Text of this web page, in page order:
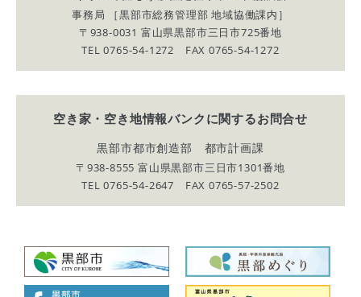
事務局 ［黒部市総務管理部 地域協働課内］
〒938-0031 富山県黒部市三日市725番地
TEL 0765-54-1272 FAX 0765-54-1272
空き家・空き地情報バンクに関するお問合せ
黒部市都市創造部 都市計画課
〒938-8555 富山県黒部市三日市1301番地
TEL 0765-54-2647 FAX 0765-57-2502